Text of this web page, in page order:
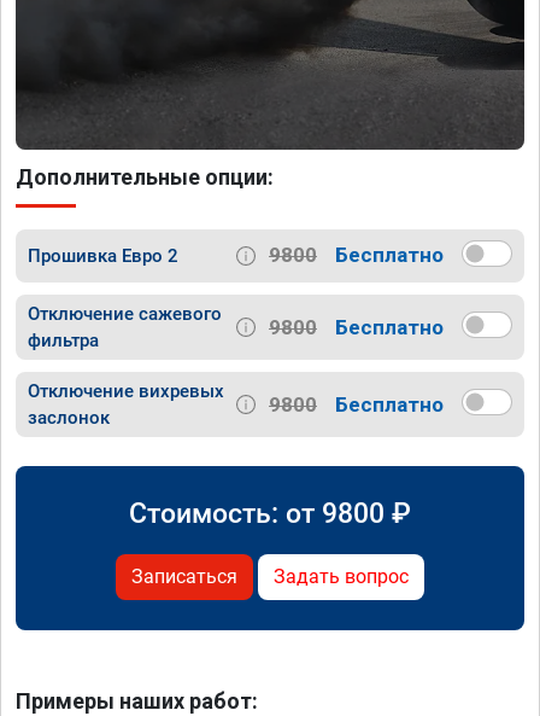
Дополнительные опции:
Прошивка Евро 2 9800 Бесплатно
Отключение сажевого
фильтра
9800 Бесплатно
Отключение вихревых
заслонок
9800 Бесплатно
Стоимость: от 9800 ₽
Записаться Задать вопрос
Примеры наших работ: